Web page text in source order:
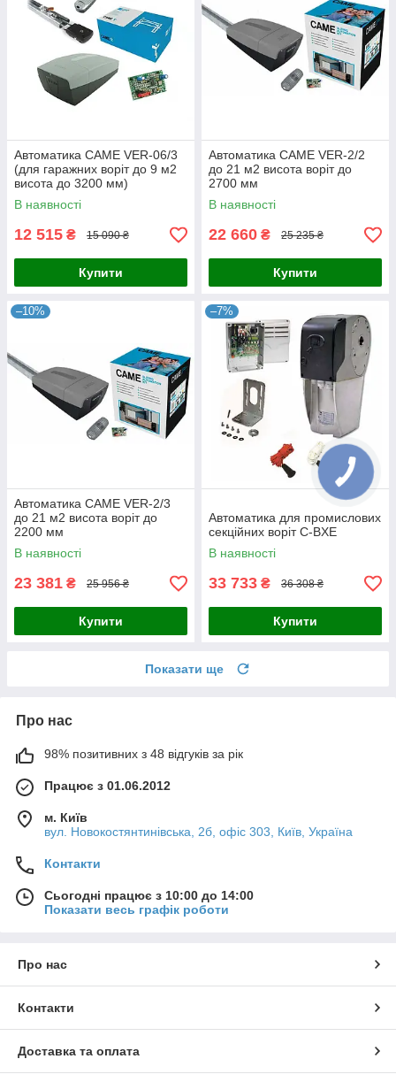
Автоматика CAME VER-06/3
(для гаражних воріт до 9 м2
висота до 3200 мм)
В наявності
12 515 ₴ 15 090 ₴
Купити
Автоматика CAME VER-2/2
до 21 м2 висота воріт до
2700 мм
В наявності
22 660 ₴ 25 235 ₴
Купити
–10%
Автоматика CAME VER-2/3
до 21 м2 висота воріт до
2200 мм
В наявності
23 381 ₴ 25 956 ₴
Купити
–7%
Автоматика для промислових
секційних воріт C-BXE
В наявності
33 733 ₴ 36 308 ₴
Купити
Показати ще
Про нас
98% позитивних з 48 відгуків за рік
Працює з 01.06.2012
м. Київ
вул. Новокостянтинівська, 2б, офіс 303, Київ, Україна
Контакти
Сьогодні працює з 10:00 до 14:00
Показати весь графік роботи
Про нас
Контакти
Доставка та оплата